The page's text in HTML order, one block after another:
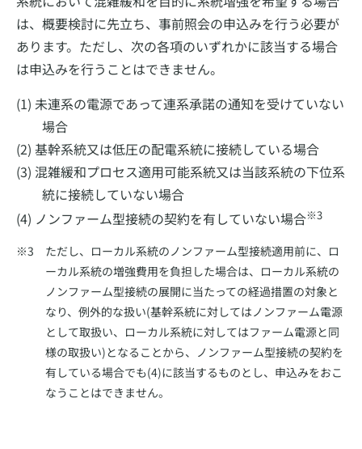
は、概要検討に先立ち、事前照会の申込みを行う必要が
あります。ただし、次の各項のいずれかに該当する場合
は申込みを行うことはできません。
(1) 未連系の電源であって連系承諾の通知を受けていない
場合
(2) 基幹系統又は低圧の配電系統に接続している場合
(3) 混雑緩和プロセス適用可能系統又は当該系統の下位系
統に接続していない場合
(4) ノンファーム型接続の契約を有していない場合※3
ただし、ローカル系統のノンファーム型接続適用前に、ロ
ーカル系統の増強費用を負担した場合は、ローカル系統の
ノンファーム型接続の展開に当たっての経過措置の対象と
なり、例外的な扱い(基幹系統に対してはノンファーム電源
として取扱い、ローカル系統に対してはファーム電源と同
様の取扱い)となることから、ノンファーム型接続の契約を
有している場合でも(4)に該当するものとし、申込みをおこ
なうことはできません。